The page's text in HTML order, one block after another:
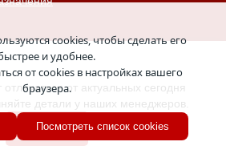
отличаться от актуальных сегодня
детали у наших менеджеров.
Хорошо
cookies, чтобы сделать его
и удобнее.
от cookies в настройках вашего
браузера.
Посмотреть список cookies